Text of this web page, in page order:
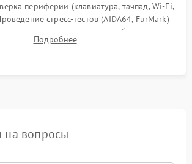
периферии (клавиатура, тачпад, Wi-Fi,
стресс-тестов (AIDA64, FurMark)
температурного режима и стабильности
под пиковой нагрузкой.
Подробнее
на вопросы